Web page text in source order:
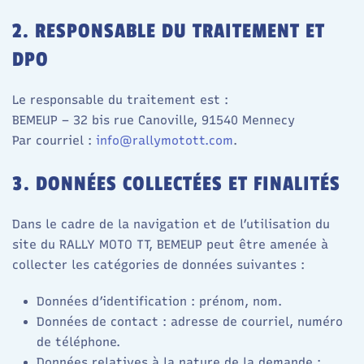
2. RESPONSABLE DU TRAITEMENT ET
DPO
Le responsable du traitement est :
BEMEUP – 32 bis rue Canoville, 91540 Mennecy
Par courriel : info@rallymotott.com.
3. DONNÉES COLLECTÉES ET FINALITÉS
Dans le cadre de la navigation et de l’utilisation du
site du RALLY MOTO TT, BEMEUP peut être amenée à
collecter les catégories de données suivantes :​
Données d’identification : prénom, nom.
Données de contact : adresse de courriel, numéro
de téléphone.